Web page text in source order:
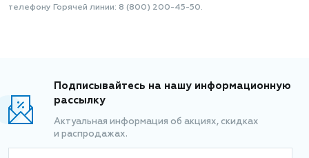
телефону Горячей линии: 8 (800) 200-45-50.
Подписывайтесь на нашу информационную
рассылку
Актуальная информация об акциях, скидках
и распродажах.